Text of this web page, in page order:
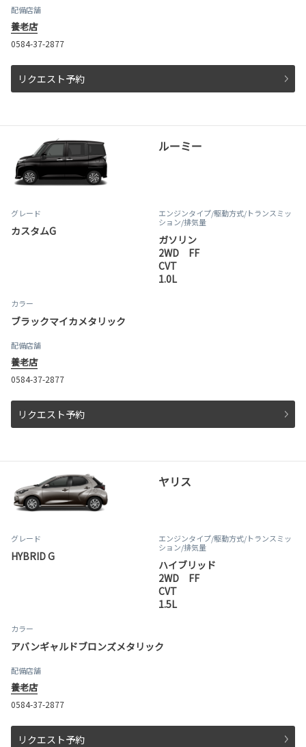
配備店舗
養老店
0584-37-2877
リクエスト予約
ルーミー
グレード
カスタムG
エンジンタイプ/駆動方式/トランスミッ
ション/排気量
ガソリン
2WD FF
CVT
1.0L
カラー
ブラックマイカメタリック
配備店舗
養老店
0584-37-2877
リクエスト予約
ヤリス
グレード
HYBRID G
エンジンタイプ/駆動方式/トランスミッ
ション/排気量
ハイブリッド
2WD FF
CVT
1.5L
カラー
アバンギャルドブロンズメタリック
配備店舗
養老店
0584-37-2877
リクエスト予約